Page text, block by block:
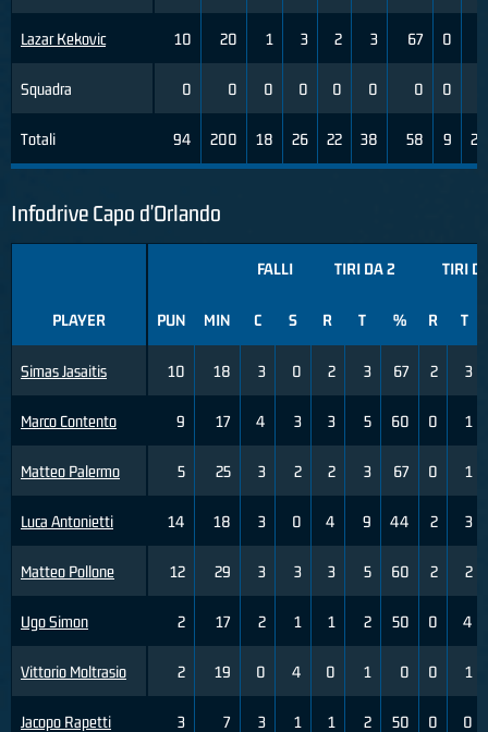
Lazar Kekovic
Squadra
Totali
10 20 1 3 2 3 67 0
0 0 0 0 0 0 0 0
94 200 18 26 22 38 58 9 21
Infodrive Capo d'Orlando
PLAYER
Simas Jasaitis
Marco Contento
Matteo Palermo
Luca Antonietti
Matteo Pollone
Ugo Simon
Vittorio Moltrasio
Jacopo Rapetti
FALLI TIRI DA 2 TIRI
PUN MIN C S R T % R T
10 18 3 0 2 3 67 2 3
9 17 4 3 3 5 60 0 1
5 25 3 2 2 3 67 0 1
14 18 3 0 4 9 44 2 3
12 29 3 3 3 5 60 2 2
2 17 2 1 1 2 50 0 4
2 19 0 4 0 1 0 0 1
3 7 3 1 1 2 50 0 0